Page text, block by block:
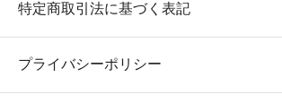
特定商取引法に基づく表記
プライバシーポリシー